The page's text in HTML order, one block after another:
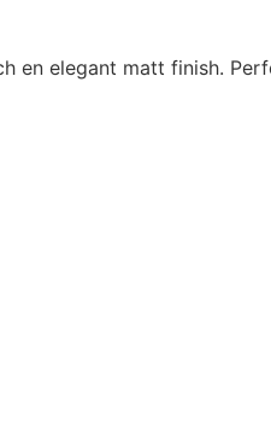
en elegant matt finish.